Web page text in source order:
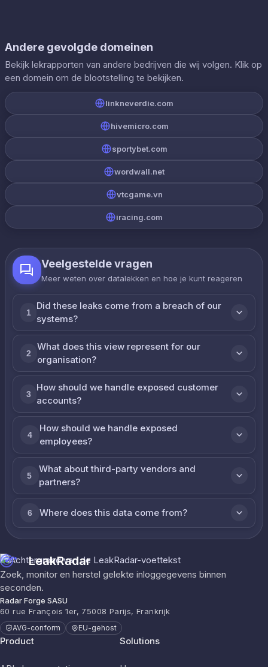
Andere gevolgde domeinen
Bekijk lekrapporten van andere bedrijven die wij volgen. Klik op
een domein om de blootstelling te bekijken.
linkneverdie.com
hivemicro.com
sportybet.com
wordwall.net
vtcgame.vn
iracing.com
Veelgestelde vragen
Meer weten over datalekken en hoe je kunt reageren
1
Did these leaks come from a breach of our
systems?
2
What does this view represent for our
organisation?
3
How should we handle exposed customer
accounts?
4
How should we handle exposed
employees?
5
What about third-party vendors and
partners?
6 Where does this data come from?
LeakRadar
Zoek, monitor en herstel gelekte inloggegevens binnen
seconden.
Radar Forge SASU
60 rue François 1er, 75008 Parijs, Frankrijk
AVG-conform EU-gehost
Product Solutions